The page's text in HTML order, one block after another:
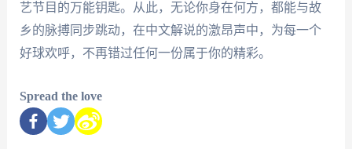
艺节目的万能钥匙。从此，无论你身在何方，都能与故
乡的脉搏同步跳动，在中文解说的激昂声中，为每一个
好球欢呼，不再错过任何一份属于你的精彩。
Spread the love